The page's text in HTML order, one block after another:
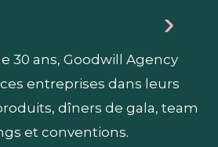
30 ans, Goodwill Agency
entreprises dans leurs
dîners de gala, team
et conventions.